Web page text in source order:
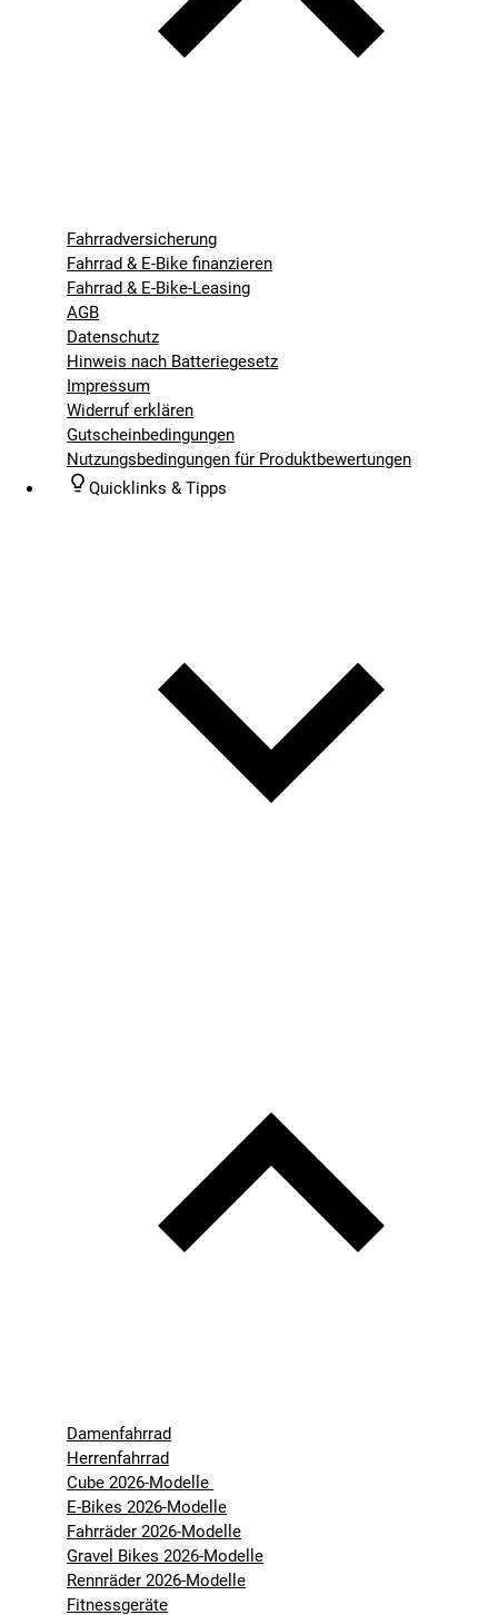
Fahrradversicherung
Fahrrad & E-Bike finanzieren
Fahrrad & E-Bike-Leasing
AGB
Datenschutz
Hinweis nach Batteriegesetz
Impressum
Widerruf erklären
Gutscheinbedingungen
Nutzungsbedingungen für Produktbewertungen
Quicklinks & Tipps
Damenfahrrad
Herrenfahrrad
Cube 2026-Modelle
E-Bikes 2026-Modelle
Fahrräder 2026-Modelle
Gravel Bikes 2026-Modelle
Rennräder 2026-Modelle
Fitnessgeräte